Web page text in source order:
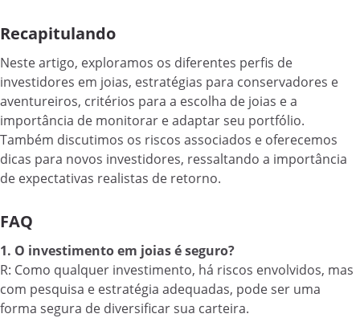
Recapitulando
Neste artigo, exploramos os diferentes perfis de
investidores em joias, estratégias para conservadores e
aventureiros, critérios para a escolha de joias e a
importância de monitorar e adaptar seu portfólio.
Também discutimos os riscos associados e oferecemos
dicas para novos investidores, ressaltando a importância
de expectativas realistas de retorno.
FAQ
1. O investimento em joias é seguro?
R: Como qualquer investimento, há riscos envolvidos, mas
com pesquisa e estratégia adequadas, pode ser uma
forma segura de diversificar sua carteira.